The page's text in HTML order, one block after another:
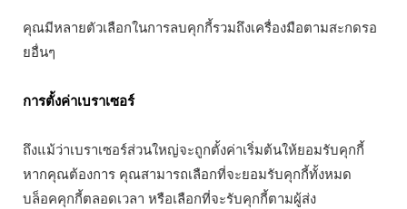
คุณมีหลายตัวเลือกในการลบคุกกี้รวมถึงเครื่องมือตามสะกดรอ
ยอื่นๆ
การตั้งค่าเบราเซอร์
ถึงแม้ว่าเบราเซอร์ส่วนใหญ่จะถูกตั้งค่าเริ่มต้นให้ยอมรับคุกกี้
หากคุณต้องการ คุณสามารถเลือกที่จะยอมรับคุกกี้ทั้งหมด
บล็อคคุกกี้ตลอดเวลา หรือเลือกที่จะรับคุกกี้ตามผู้ส่ง